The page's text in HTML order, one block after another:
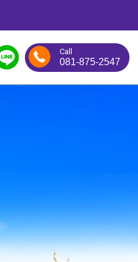
Call
081-875-2547